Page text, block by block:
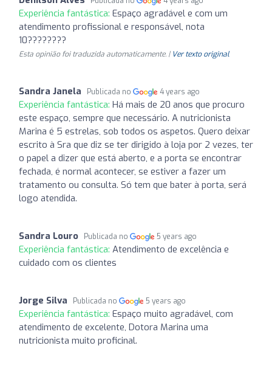
Experiência fantástica: Espaço agradável e com um
atendimento profissional e responsável, nota
10????????
Esta opinião foi traduzida automaticamente. | Ver texto original
Sandra Janela Publicada no 4 years ago
Experiência fantástica: Há mais de 20 anos que procuro
este espaço, sempre que necessário. A nutricionista
Marina é 5 estrelas, sob todos os aspetos. Quero deixar
escrito à Sra que diz se ter dirigido à loja por 2 vezes, ter
o papel a dizer que está aberto, e a porta se encontrar
fechada, é normal acontecer, se estiver a fazer um
tratamento ou consulta. Só tem que bater à porta, será
logo atendida.
Sandra Louro Publicada no 5 years ago
Experiência fantástica: Atendimento de excelência e
cuidado com os clientes
Jorge Silva Publicada no 5 years ago
Experiência fantástica: Espaço muito agradável, com
atendimento de excelente, Dotora Marina uma
nutricionista muito proficinal.